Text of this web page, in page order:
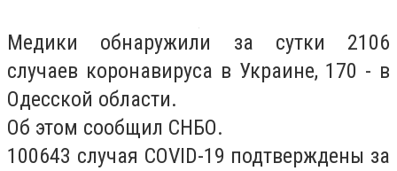
Медики обнаружили за сутки 2106
случаев коронавируса в Украине, 170 - в
Одесской области.
Об этом сообщил СНБО.
100643 случая COVID-19 подтверждены за